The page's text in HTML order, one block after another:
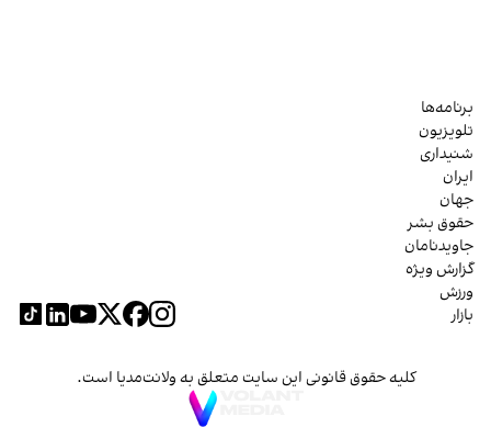
برنامه‌ها
تلویزیون
شنیداری
ایران
جهان
حقوق بشر
جاویدنامان
گزارش ویژه
ورزش
بازار
کلیه حقوق قانونی این سایت متعلق به ولانت‌مدیا است.